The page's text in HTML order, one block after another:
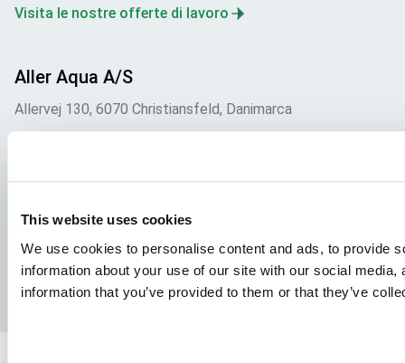
This website uses cookies
We use cookies to personalise content and ads, to provide
information about your use of our site with our social
information that you’ve provided to them or that they’ve
Visita le nostre offerte di lavoro
Aller Aqua A/S
Allervej 130, 6070 Christiansfeld, Danimarca
Facebook YouTube LinkedInInstagram
Politica sulla privacyAvviso legale